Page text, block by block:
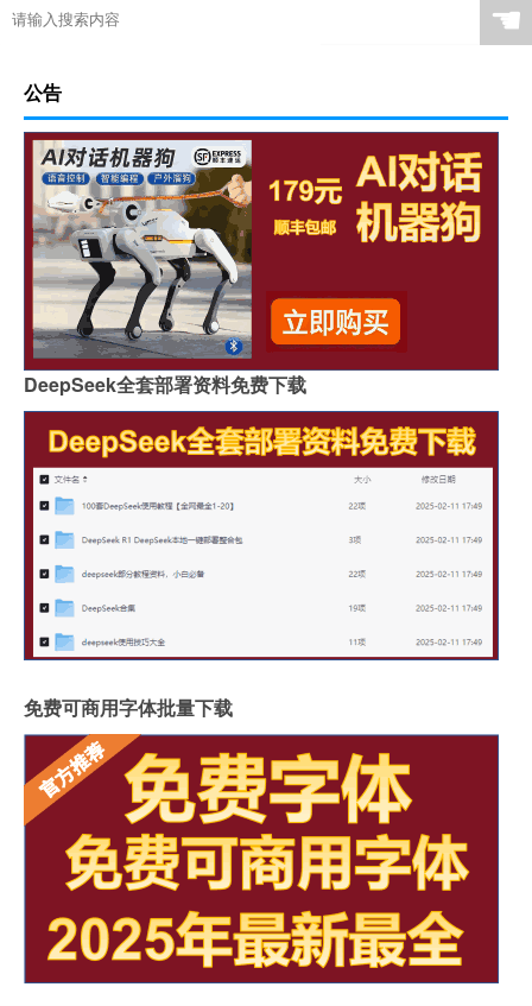
☚
公告
DeepSeek全套部署资料免费下载
免费可商用字体批量下载